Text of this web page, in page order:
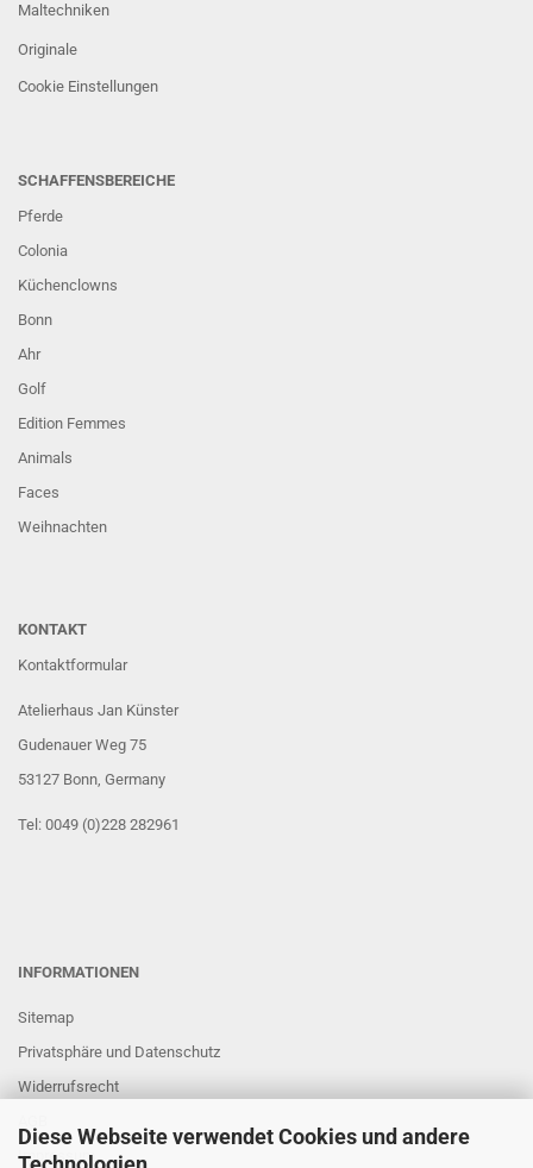
Diese Webseite verwendet Cookies und andere
Maltechniken
Originale
Cookie Einstellungen
SCHAFFENSBEREICHE
Pferde
Colonia
Küchenclowns
Bonn
Ahr
Golf
Edition Femmes
Animals
Faces
Weihnachten
KONTAKT
Kontaktformular
Atelierhaus Jan Künster
Gudenauer Weg 75
53127 Bonn, Germany
Tel: 0049 (0)228 282961
INFORMATIONEN
Sitemap
Privatsphäre und Datenschutz
Widerrufsrecht
Impressum